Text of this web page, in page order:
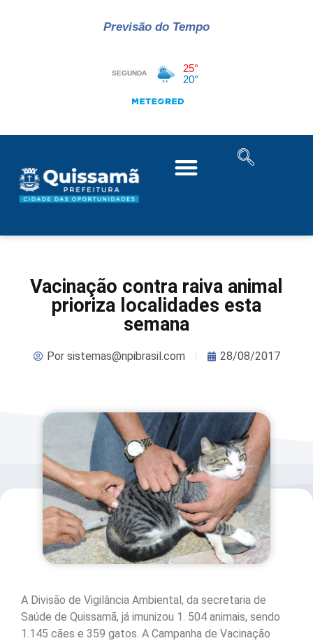
Previsão do Tempo
Vacinação contra raiva animal
prioriza localidades esta
semana
Porsistemas@npibrasil.com 28/08/2017
A Divisão de Vigilância Ambiental, da secretaria de
Saúde de Quissamã, já imunizou 1. 504 animais, sendo
1.145 cães e 359 gatos. A Campanha de Vacinação